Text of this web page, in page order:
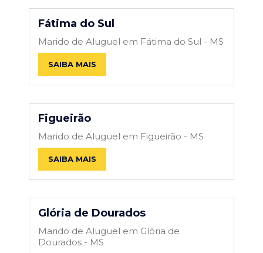
Fátima do Sul
Marido de Aluguel em Fátima do Sul - MS
SAIBA MAIS
Figueirão
Marido de Aluguel em Figueirão - MS
SAIBA MAIS
Glória de Dourados
Marido de Aluguel em Glória de
Dourados - MS